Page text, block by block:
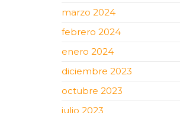
marzo 2024
febrero 2024
enero 2024
diciembre 2023
octubre 2023
julio 2023